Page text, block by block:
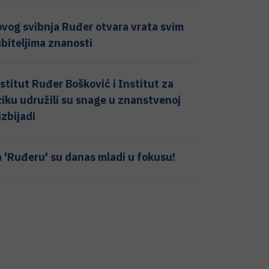
svibnja Ruđer otvara vrata svim
znanosti
Ruđer Bošković i Institut za
udružili su snage u znanstvenoj
'Ruđeru' su danas mladi u fokusu!